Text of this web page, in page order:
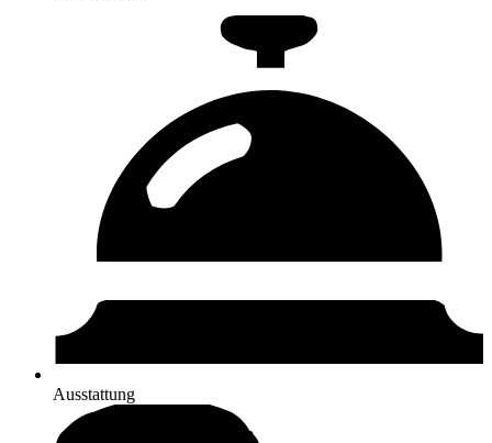
Ausstattung